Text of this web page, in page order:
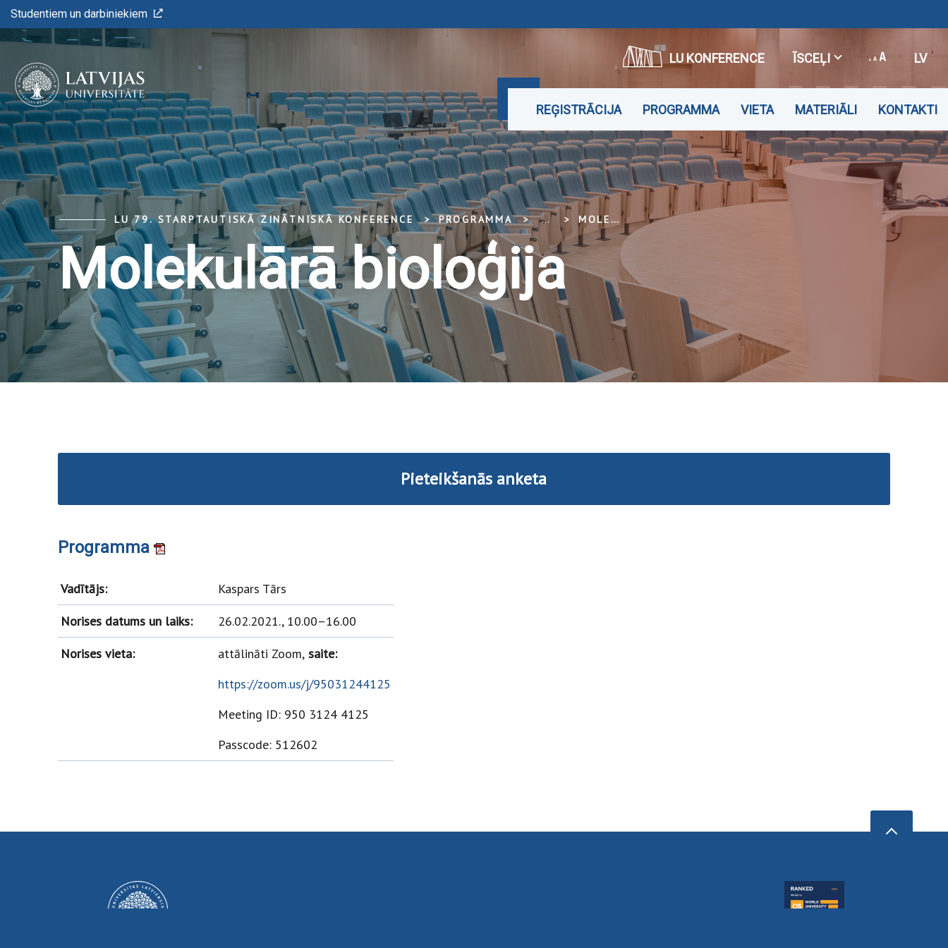
Studentiem un darbiniekiem
LU KONFERENCE ĪSCEĻI LV
REĢISTRĀCIJA PROGRAMMA VIETA MATERIĀLI KONTAKTI
LU 79. STARPTAUTISKĀ ZINĀTNISKĀ KONFERENCE PROGRAMMA ... MOLEKULĀRĀ BIOLOĢIJA
Molekulārā bioloģija
Pieteikšanās anketa
Programma
Vadītājs:
Kaspars Tārs
Norises datums un laiks:
26.02.2021., 10.00–16.00
Norises vieta:
attālināti Zoom, saite:
https://zoom.us/j/95031244125
Meeting ID: 950 3124 4125
Passcode: 512602